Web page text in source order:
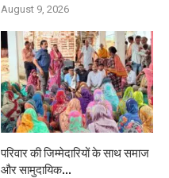
August 9, 2026
परिवार की जिम्मेदारियों के साथ समाज
और सामुदायिक...